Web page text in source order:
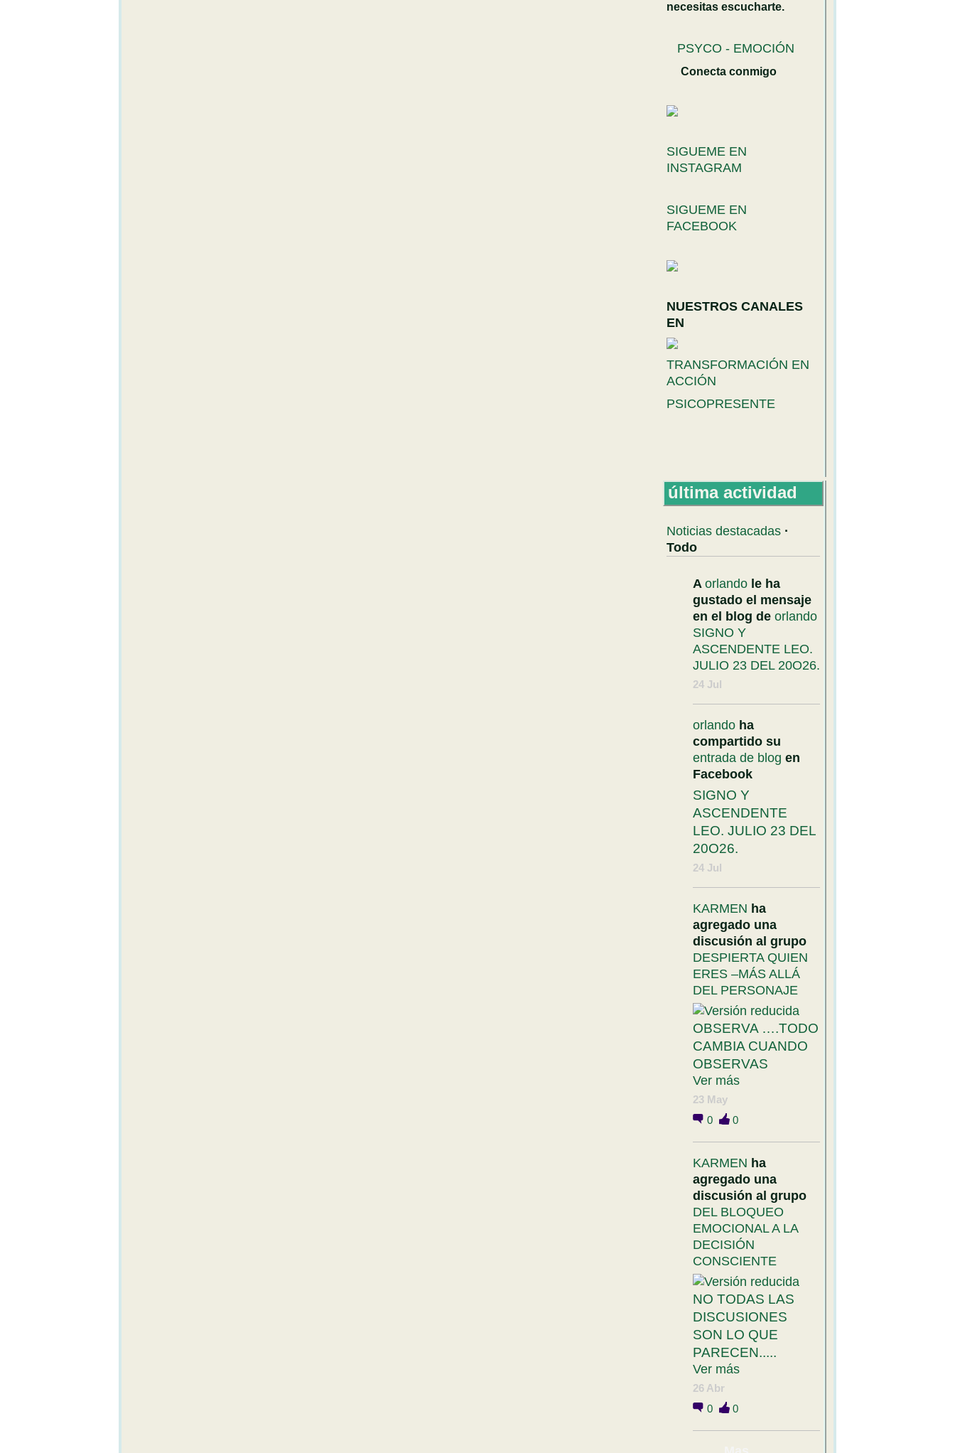
necesitas escucharte.
PSYCO - EMOCIÓN
Conecta conmigo
SIGUEME EN
INSTAGRAM
SIGUEME EN
FACEBOOK
NUESTROS CANALES
EN
TRANSFORMACIÓN EN
ACCIÓN
PSICOPRESENTE
última actividad
Noticias destacadas ·
Todo
A orlando le ha
gustado el mensaje
en el blog de orlando
SIGNO Y
ASCENDENTE LEO.
JULIO 23 DEL 20O26.
24 Jul
orlando ha
compartido su
entrada de blog en
Facebook
SIGNO Y
ASCENDENTE
LEO. JULIO 23 DEL
20O26.
24 Jul
KARMEN ha
agregado una
discusión al grupo
DESPIERTA QUIEN
ERES –MÁS ALLÁ
DEL PERSONAJE
OBSERVA ….TODO
CAMBIA CUANDO
OBSERVAS
Ver más
23 May
0
0
KARMEN ha
agregado una
discusión al grupo
DEL BLOQUEO
EMOCIONAL A LA
DECISIÓN
CONSCIENTE
NO TODAS LAS
DISCUSIONES
SON LO QUE
PARECEN.....
Ver más
26 Abr
0
0